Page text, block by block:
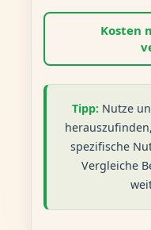
Kosten
Tipp: Nutze
spezifische
Vergleiche